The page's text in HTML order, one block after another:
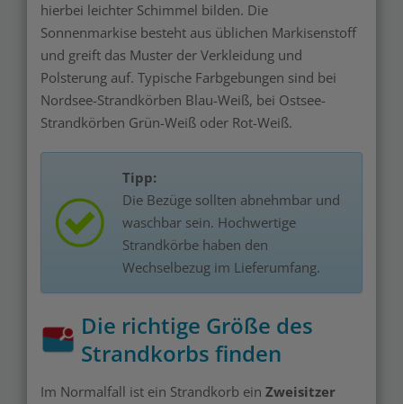
hierbei leichter Schimmel bilden. Die
Sonnenmarkise besteht aus üblichen Markisenstoff
und greift das Muster der Verkleidung und
Polsterung auf. Typische Farbgebungen sind bei
Nordsee-Strandkörben Blau-Weiß, bei Ostsee-
Strandkörben Grün-Weiß oder Rot-Weiß.
Tipp:
Die Bezüge sollten abnehmbar und
waschbar sein. Hochwertige
Strandkörbe haben den
Wechselbezug im Lieferumfang.
Die richtige Größe des
Strandkorbs finden
Im Normalfall ist ein Strandkorb ein Zweisitzer